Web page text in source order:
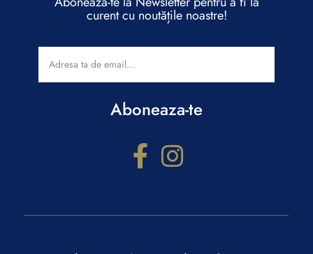
curent cu noutățile noastre!
Aboneaza-te